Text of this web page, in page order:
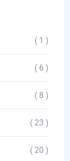
( 1 )
( 6 )
( 8 )
( 23 )
( 20 )